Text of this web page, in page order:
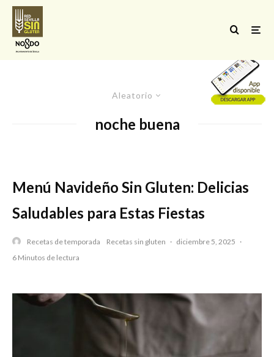
Aleatorio
noche buena
Menú Navideño Sin Gluten: Delicias
Saludables para Estas Fiestas
Recetas de temporada Recetas sin gluten · diciembre 5, 2025 ·
6 Minutos de lectura